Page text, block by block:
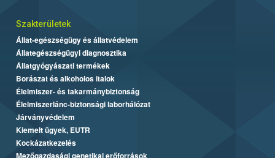
Szakterületek
Állat-egészségügy és állatvédelem
Állategészségügyi diagnosztika
Állatgyógyászati termékek
Borászat és alkoholos italok
Élelmiszer- és takarmánybiztonság
Élelmiszerlánc-biztonsági laborhálózat
Járványvédelem
Kiemelt ügyek, EUTR
Kockázatkezelés
Mezőgazdasági genetikai erőforrások